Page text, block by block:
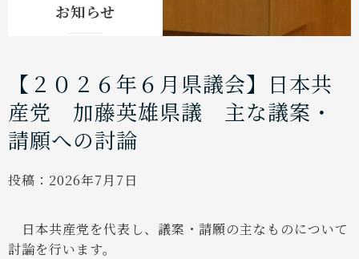
お知らせ
【２０２６年６月県議会】日本共
産党 加藤英雄県議 主な議案・
請願への討論
投稿： 2026年7月7日
日本共産党を代表し、議案・請願の主なものについて
討論を行います。